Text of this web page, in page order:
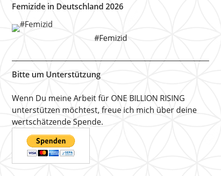
Femizide in Deutschland 2026
#Femizid
Bitte um Unterstützung
Wenn Du meine Arbeit für ONE BILLION RISING
unterstützen möchtest, freue ich mich über deine
wertschätzende Spende.